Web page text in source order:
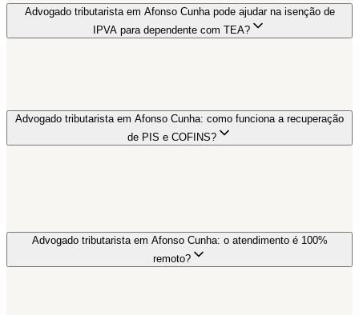
Advogado tributarista em Afonso Cunha pode ajudar na isenção de
IPVA para dependente com TEA?
Advogado tributarista em Afonso Cunha: como funciona a recuperação
de PIS e COFINS?
Advogado tributarista em Afonso Cunha: o atendimento é 100%
remoto?